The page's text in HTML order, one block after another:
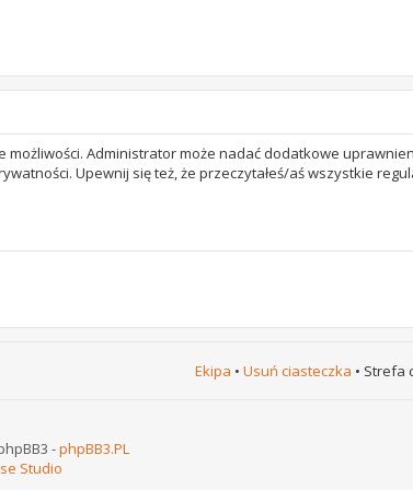
Administrator może nadać dodatkowe
Upewnij się też, że przeczytałeś/aś wszystkie
Ekipa • Usuń ciasteczka • Strefa
-phpBB3.PL
Studio